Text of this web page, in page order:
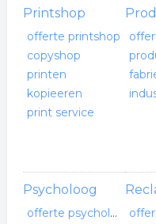
Printshop
offerte printshop
copyshop
printen
kopieeren
print service
Psycholoog
offerte psycholoog